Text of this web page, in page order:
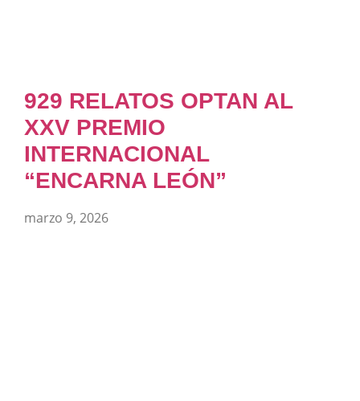
929 RELATOS OPTAN AL
XXV PREMIO
INTERNACIONAL
“ENCARNA LEÓN”
marzo 9, 2026